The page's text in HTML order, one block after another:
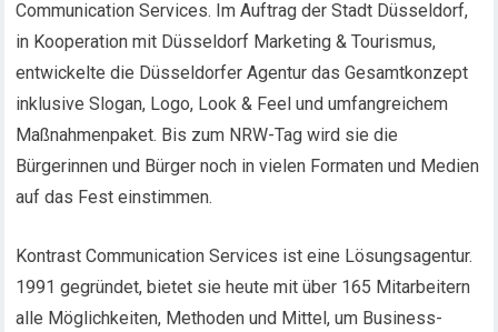
Communication Services. Im Auftrag der Stadt Düsseldorf,
in Kooperation mit Düsseldorf Marketing & Tourismus,
entwickelte die Düsseldorfer Agentur das Gesamtkonzept
inklusive Slogan, Logo, Look & Feel und umfangreichem
Maßnahmenpaket. Bis zum NRW-Tag wird sie die
Bürgerinnen und Bürger noch in vielen Formaten und Medien
auf das Fest einstimmen.
Kontrast Communication Services ist eine Lösungsagentur.
1991 gegründet, bietet sie heute mit über 165 Mitarbeitern
alle Möglichkeiten, Methoden und Mittel, um Business-